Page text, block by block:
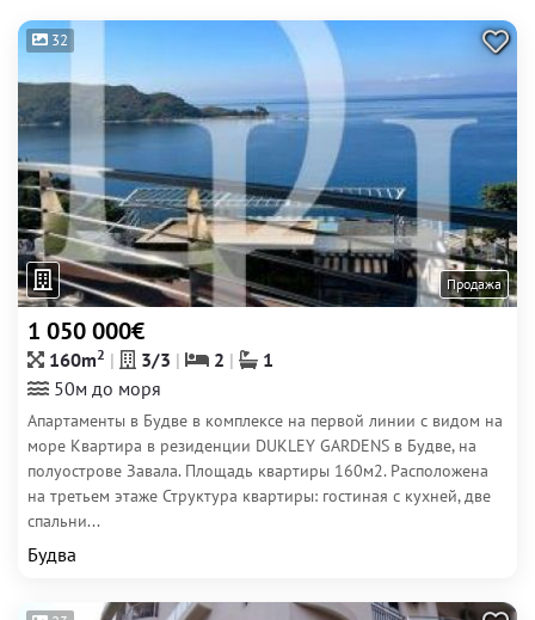
32
Продажа
1 050 000€
160m2 3/3 2
1
50м до моря
Апартаменты в Будве в комплексе на первой линии с видом на
море Квартира в резиденции DUKLEY GARDENS в Будве, на
полуострове Завала. Площадь квартиры 160м2. Расположена
на третьем этаже Структура квартиры: гостиная с кухней, две
спальни...
Будва